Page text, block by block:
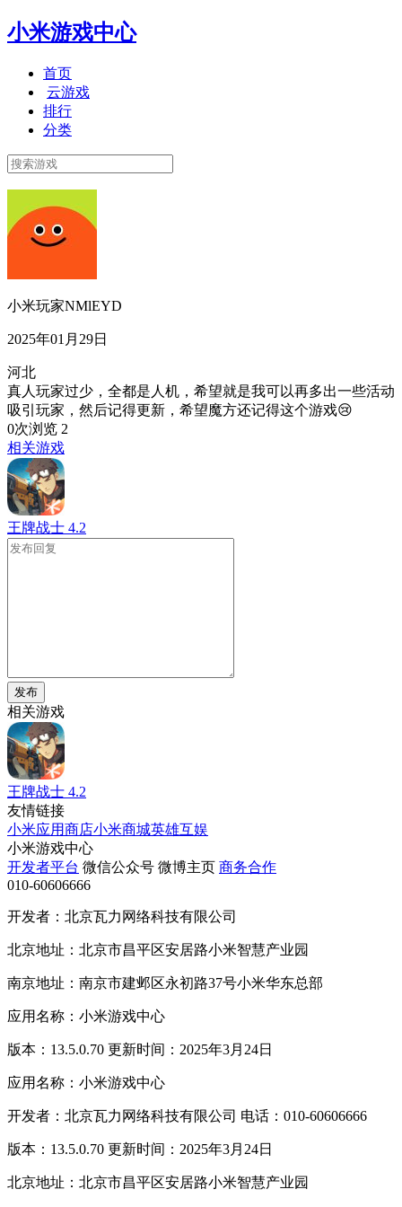
小米游戏中心
首页
云游戏
排行
分类
小米玩家NMlEYD
2025年01月29日
河北
真人玩家过少，全都是人机，希望就是我可以再多出一些活动
吸引玩家，然后记得更新，希望魔方还记得这个游戏😢
0次浏览 2
相关游戏
王牌战士 4.2
发布
相关游戏
王牌战士 4.2
友情链接
小米应用商店小米商城英雄互娱
小米游戏中心
开发者平台 微信公众号 微博主页 商务合作
010-60606666
开发者：北京瓦力网络科技有限公司
北京地址：北京市昌平区安居路小米智慧产业园
南京地址：南京市建邺区永初路37号小米华东总部
应用名称：小米游戏中心
版本：13.5.0.70 更新时间：2025年3月24日
应用名称：小米游戏中心
开发者：北京瓦力网络科技有限公司 电话：010-60606666
版本：13.5.0.70 更新时间：2025年3月24日
北京地址：北京市昌平区安居路小米智慧产业园